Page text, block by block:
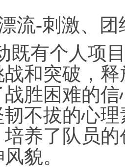
流-刺激、
既有个人项
和突破，
胜困难的
不拔的心
养了队员
貌。